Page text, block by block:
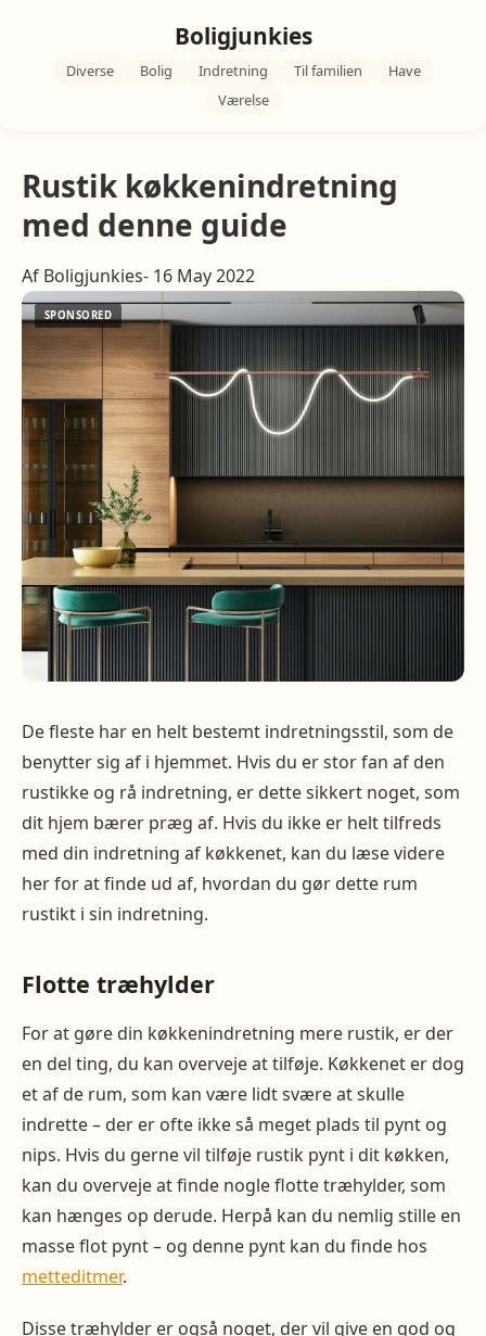
Boligjunkies
Diverse Bolig Indretning Til familien
Have
Værelse
Rustik køkkenindretning
med denne guide
Af Boligjunkies- 16 May 2022
De fleste har en helt bestemt indretningsstil, som de
benytter sig af i hjemmet. Hvis du er stor fan af den
rustikke og rå indretning, er dette sikkert noget, som
dit hjem bærer præg af. Hvis du ikke er helt tilfreds
med din indretning af køkkenet, kan du læse videre
her for at finde ud af, hvordan du gør dette rum
rustikt i sin indretning.
Flotte træhylder
For at gøre din køkkenindretning mere rustik, er der
en del ting, du kan overveje at tilføje. Køkkenet er dog
et af de rum, som kan være lidt svære at skulle
indrette – der er ofte ikke så meget plads til pynt og
nips. Hvis du gerne vil tilføje rustik pynt i dit køkken,
kan du overveje at finde nogle flotte træhylder, som
kan hænges op derude. Herpå kan du nemlig stille en
masse flot pynt – og denne pynt kan du finde hos
metteditmer.
Disse træhylder er også noget, der vil give en god og